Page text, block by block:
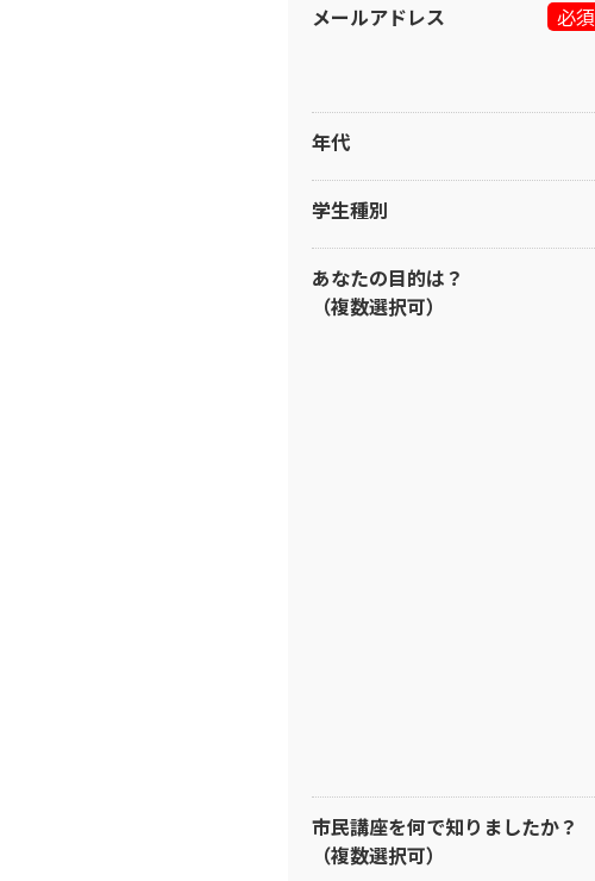
メールアドレス 必須
年代
学生種別
あなたの目的は？
（複数選択可）
市民講座を何で知りましたか？
（複数選択可）